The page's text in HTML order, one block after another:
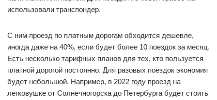
использовали транспондер.
С ним проезд по платным дорогам обходится дешевле,
иногда даже на 40%, если будет более 10 поездок за месяц.
Есть несколько тарифных планов для тех, кто пользуется
платной дорогой постоянно. Для разовых поездок экономия
будет небольшой. Например, в 2022 году проезд на
легковушке от Солнечногорска до Петербурга будет стоить